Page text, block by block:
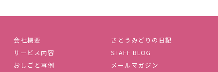
会社概要
サービス内容
おしごと事例
さとうみどりの日記
STAFF BLOG
メールマガジン